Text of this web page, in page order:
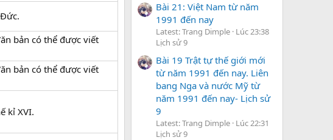
bản có thể được viết
bản có thể được viết
kỉ XVI.
Bài 21: Việt Nam từ năm
1991 đến nay
Latest: Trang Dimple Lúc 23:38
Lịch sử 9
Bài 19 Trật tự thế giới mới
từ năm 1991 đến nay. Liên
bang Nga và nước Mỹ từ
năm 1991 đến nay- Lịch sử
9
Latest: Trang Dimple Lúc 22:31
Lịch sử 9